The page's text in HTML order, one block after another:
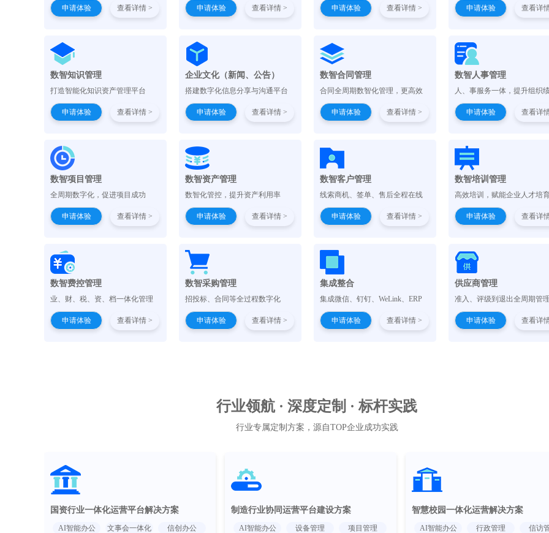
申请体验 查看详情 > 申请体验 查看详情 > 申请体验 查看详情 > 申请体验 查看详
数智知识管理
打造智能化知识资产管理平台
申请体验 查看详情 >
企业文化（新闻、公告）
搭建数字化信息分享与沟通平台
申请体验 查看详情 >
数智合同管理
合同全周期数智化管理，更高效
申请体验 查看详情 >
数智人事管理
人、事服务一体，提升组织
申请体验 查看详
数智项目管理
全周期数字化，促进项目成功
申请体验 查看详情 >
数智资产管理
数智化管控，提升资产利用率
申请体验 查看详情 >
数智客户管理
线索商机、签单、售后全程在线
申请体验 查看详情 >
数智培训管理
高效培训，赋能企业人才培
申请体验 查看详
数智费控管理
业、财、税、资、档一体化管理
申请体验 查看详情 >
数智采购管理
招投标、合同等全过程数字化
申请体验 查看详情 >
集成整合
集成微信、钉钉、WeLink、ERP
申请体验 查看详情 >
供应商管理
准入、评级到退出全周期管
申请体验 查看详
行业领航 · 深度定制 · 标杆实践
行业专属定制方案，源自TOP企业成功实践
国资行业一体化运营平台解决方案
AI智能办公 文事会一体化
信创办公
制造行业协同运营平台建设方案
AI智能办公 设备管理
项目管理
智慧校园一体化运营解决方案
AI智能办公 行政管理
信访